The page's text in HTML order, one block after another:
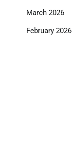
March 2026
February 2026